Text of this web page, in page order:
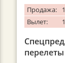
Продажа:
Вылет: